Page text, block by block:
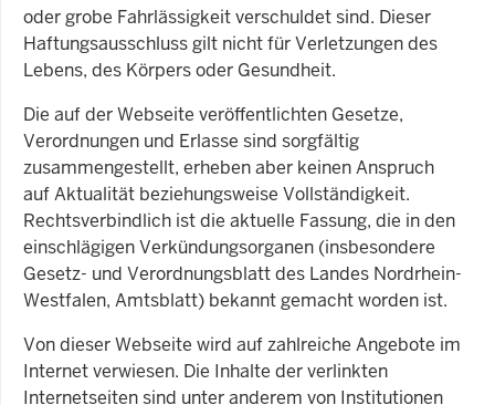
oder grobe Fahrlässigkeit verschuldet sind. Dieser
Haftungsausschluss gilt nicht für Verletzungen des
Lebens, des Körpers oder Gesundheit.
Die auf der Webseite veröffentlichten Gesetze,
Verordnungen und Erlasse sind sorgfältig
zusammengestellt, erheben aber keinen Anspruch
auf Aktualität beziehungsweise Vollständigkeit.
Rechtsverbindlich ist die aktuelle Fassung, die in den
einschlägigen Verkündungsorganen (insbesondere
Gesetz- und Verordnungsblatt des Landes Nordrhein-
Westfalen, Amtsblatt) bekannt gemacht worden ist.
Von dieser Webseite wird auf zahlreiche Angebote im
Internet verwiesen. Die Inhalte der verlinkten
Internetseiten sind unter anderem von Institutionen